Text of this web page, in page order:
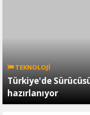
TEKNOLOJİ
Türkiye'de
hazırlanıyor